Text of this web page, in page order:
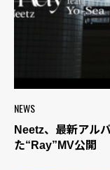
NEWS
Neetz、最新アル
た“Ray”MV公開